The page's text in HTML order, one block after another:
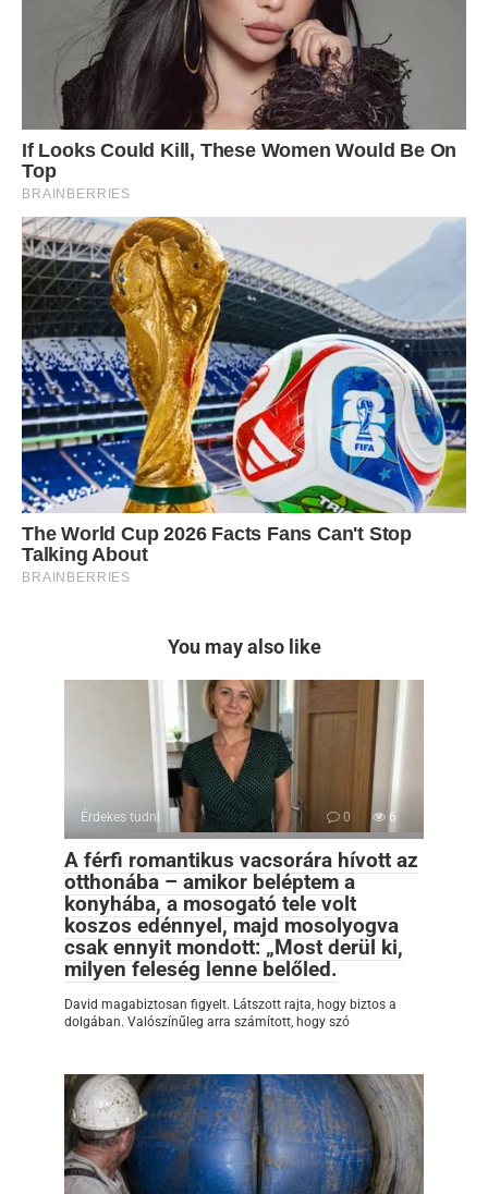
You may also like
Érdekes tudni 0 6
A férfi romantikus vacsorára hívott az
otthonába – amikor beléptem a
konyhába, a mosogató tele volt
koszos edénnyel, majd mosolyogva
csak ennyit mondott: „Most derül ki,
milyen feleség lenne belőled.
David magabiztosan figyelt. Látszott rajta, hogy biztos a
dolgában. Valószínűleg arra számított, hogy szó